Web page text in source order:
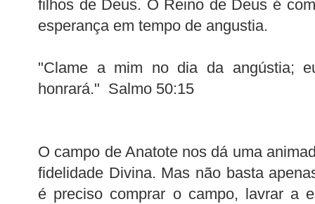
filhos de Deus. O Reino de Deus é
esperança em tempo de angustia.
"Clame a mim no dia da angústia;
honrará." Salmo 50:15
O campo de Anatote nos dá uma
fidelidade Divina. Mas não basta
é preciso comprar o campo, lavrar a